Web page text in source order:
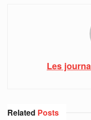
Les
Related Posts